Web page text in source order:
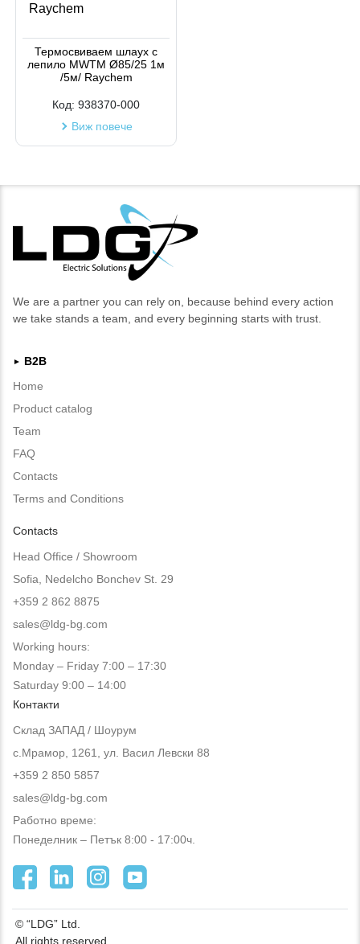
Термосвиваем шлаух с
лепило MWTM Ø85/25 1м
/5м/ Raychem
Код: 938370-000
Виж повече
We are a partner you can rely on, because behind every action
we take stands a team, and every beginning starts with trust.
►
B2B
Home
Product catalog
Team
FAQ
Contacts
Terms and Conditions
Contacts
Head Office / Showroom
Sofia, Nedelcho Bonchev St. 29
+359 2 862 8875
sales@ldg-bg.com
Working hours:
Monday – Friday 7:00 – 17:30
Saturday 9:00 – 14:00
Контакти
Склад ЗАПАД / Шоурум
с.Мрамор, 1261, ул. Васил Левски 88
+359 2 850 5857
sales@ldg-bg.com
Работно време:
Понеделник – Петък 8:00 - 17:00ч.
© “LDG” Ltd.
All rights reserved.